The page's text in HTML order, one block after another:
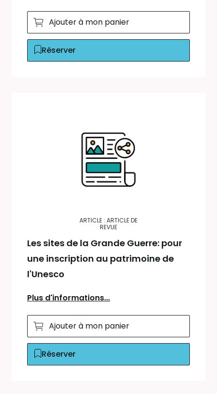
Ajouter à mon panier
Réserver
ARTICLE : ARTICLE DE
REVUE
Les sites de la Grande Guerre: pour
une inscription au patrimoine de
l'Unesco
Plus d'informations...
Ajouter à mon panier
Réserver